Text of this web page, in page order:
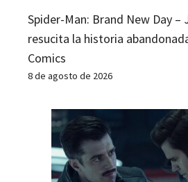
Spider-Man: Brand New Day –
resucita la historia
Comics
8 de agosto de 2026